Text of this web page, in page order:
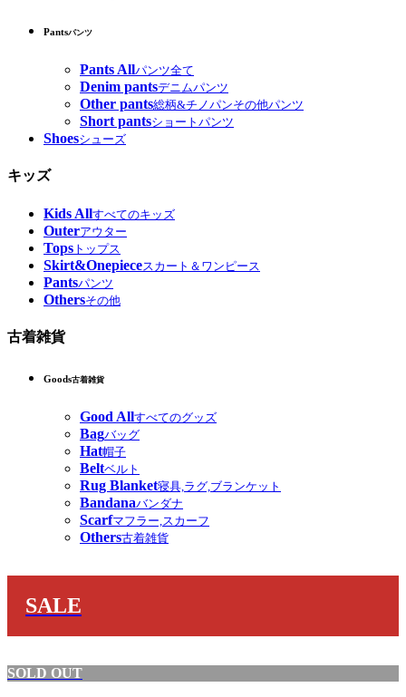
Pantsパンツ
Pants Allパンツ全て
Denim pantsデニムパンツ
Other pants総柄&チノパンその他パンツ
Short pantsショートパンツ
Shoesシューズ
キッズ
Kids Allすべてのキッズ
Outerアウター
Tops トップス
Skirt&Onepieceスカート＆ワンピース
Pantsパンツ
Othersその他
古着雑貨
Goods古着雑貨
Good Allすべてのグッズ
Bagバッグ
Hat帽子
Beltベルト
Rug Blanket寝具,ラグ,ブランケット
Bandanaバンダナ
Scarfマフラー,スカーフ
Others古着雑貨
SALE
SOLD OUT